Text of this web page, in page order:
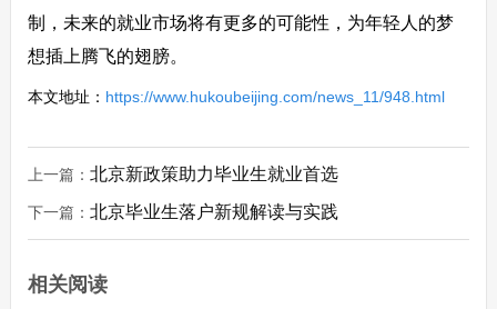
制，未来的就业市场将有更多的可能性，为年轻人的梦
想插上腾飞的翅膀。
本文地址： https://www.hukoubeijing.com/news_11/948.html
上一篇： 北京新政策助力毕业生就业首选
下一篇： 北京毕业生落户新规解读与实践
相关阅读